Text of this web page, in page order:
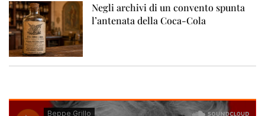
Negli archivi di un convento spunta
l’antenata della Coca-Cola